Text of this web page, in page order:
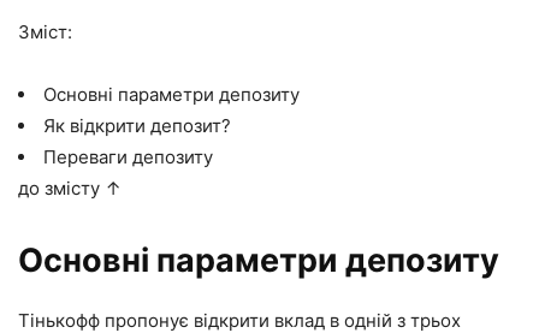
Зміст:
Основні параметри депозиту
Як відкрити депозит?
Переваги депозиту
до змісту ↑
Основні параметри депозиту
Тінькофф пропонує відкрити вклад в одній з трьох